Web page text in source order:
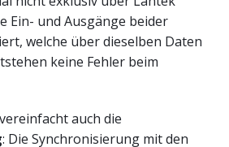
Ein- und Ausgänge beider
welche über dieselben Daten
keine Fehler beim
auch die
: Die Synchronisierung mit den